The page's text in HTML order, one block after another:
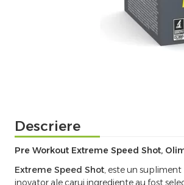
Descriere
Pre Workout Extreme Speed Shot,
Extreme Speed Shot, este un
inovator ale carui ingrediente au fost